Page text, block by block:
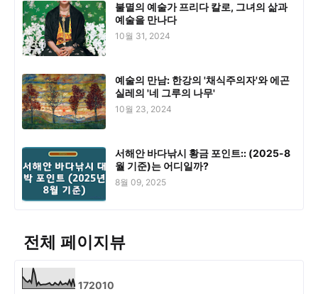
불멸의 예술가 프리다 칼로, 그녀의 삶과
예술을 만나다
10월 31, 2024
예술의 만남: 한강의 '채식주의자'와 에곤
실레의 '네 그루의 나무'
10월 23, 2024
서해안 바다낚시 황금 포인트:: (2025-8
월 기준)는 어디일까?
8월 09, 2025
전체 페이지뷰
172010